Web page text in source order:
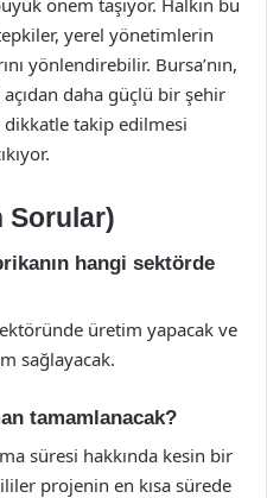
yerel yönetimlerin
yönlendirebilir. Bursa’nın,
daha güçlü bir şehir
dikkatle takip edilmesi
Sorular)
hangi sektörde
üretim yapacak ve
sağlayacak.
tamamlanacak?
süresi hakkında kesin bir
projenin en kısa sürede